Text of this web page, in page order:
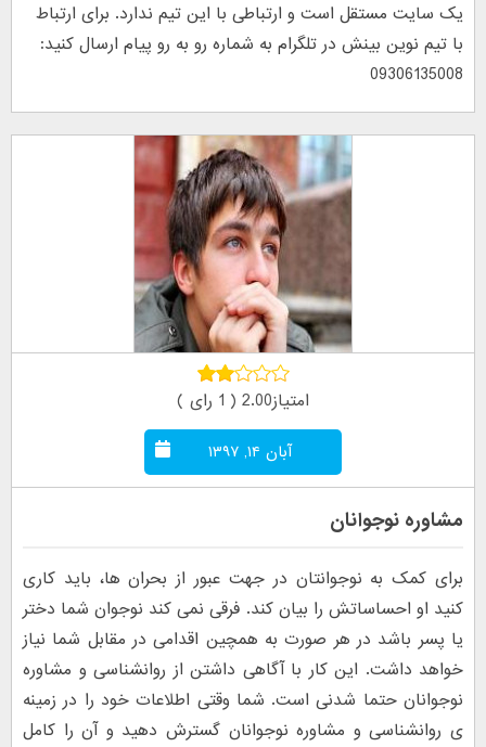
یک سایت مستقل است و ارتباطی با این تیم ندارد. برای ارتباط
با تیم نوین بینش در تلگرام به شماره رو به رو پیام ارسال کنید:
09306135008
امتیاز2.00 ( 1 رای )
آبان ۱۴, ۱۳۹۷
مشاوره نوجوانان
برای کمک به نوجوانتان در جهت عبور از بحران ها، باید کاری
کنید او احساساتش را بیان کند. فرقی نمی کند نوجوان شما دختر
یا پسر باشد در هر صورت به همچین اقدامی در مقابل شما نیاز
خواهد داشت. این کار با آگاهی داشتن از روانشناسی و مشاوره
نوجوانان حتما شدنی است. شما وقتی اطلاعات خود را در زمینه
ی روانشناسی و مشاوره نوجوانان گسترش دهید و آن را کامل